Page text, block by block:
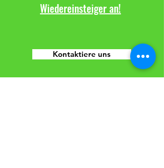
Wiedereinsteiger an!
Kontaktiere uns